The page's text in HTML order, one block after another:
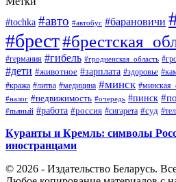
#tochka #авто #автобус #барановичи
#брест
#германия #гибель #гродненская_область
#дети #животное #зарплата #здоровье
#кража #литва #медицина #минск
#налог #недвижимость #очередь #пинск
#пьяный #работа #россия #сигарета #суд
Куранты и Кремль: символы
иностранцами
© 2026 - Издательство Беларусь.